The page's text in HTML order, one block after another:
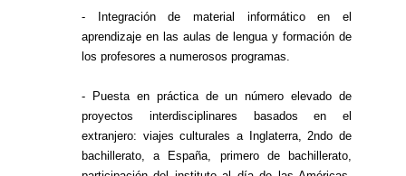
- Integración de material informático en el
aprendizaje en las aulas de lengua y formación de
los profesores a numerosos programas.
- Puesta en práctica de un número elevado de
proyectos interdisciplinares basados en el
extranjero: viajes culturales a Inglaterra, 2ndo de
bachillerato, a España, primero de bachillerato,